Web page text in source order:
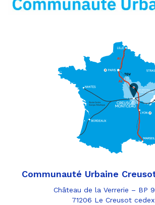
Communauté Urbaine
Château de la Verrerie – BP
71206 Le Creusot cedex